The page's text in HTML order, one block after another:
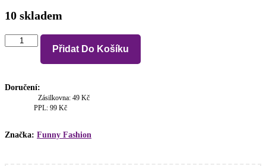
10 skladem
Papírové
lampiony
3x
množství
Přidat Do Košíku
Doručení:
Zásilkovna: 49 Kč
PPL: 99 Kč
Značka: Funny Fashion